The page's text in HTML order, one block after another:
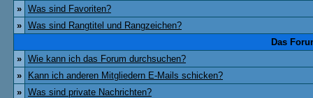
» Was sind Favoriten?
» Was sind Rangtitel und Rangzeichen?
Das
» Wie kann ich das Forum durchsuchen?
»
Kann ich anderen Mitgliedern E-Mails schicken?
» Was sind private Nachrichten?